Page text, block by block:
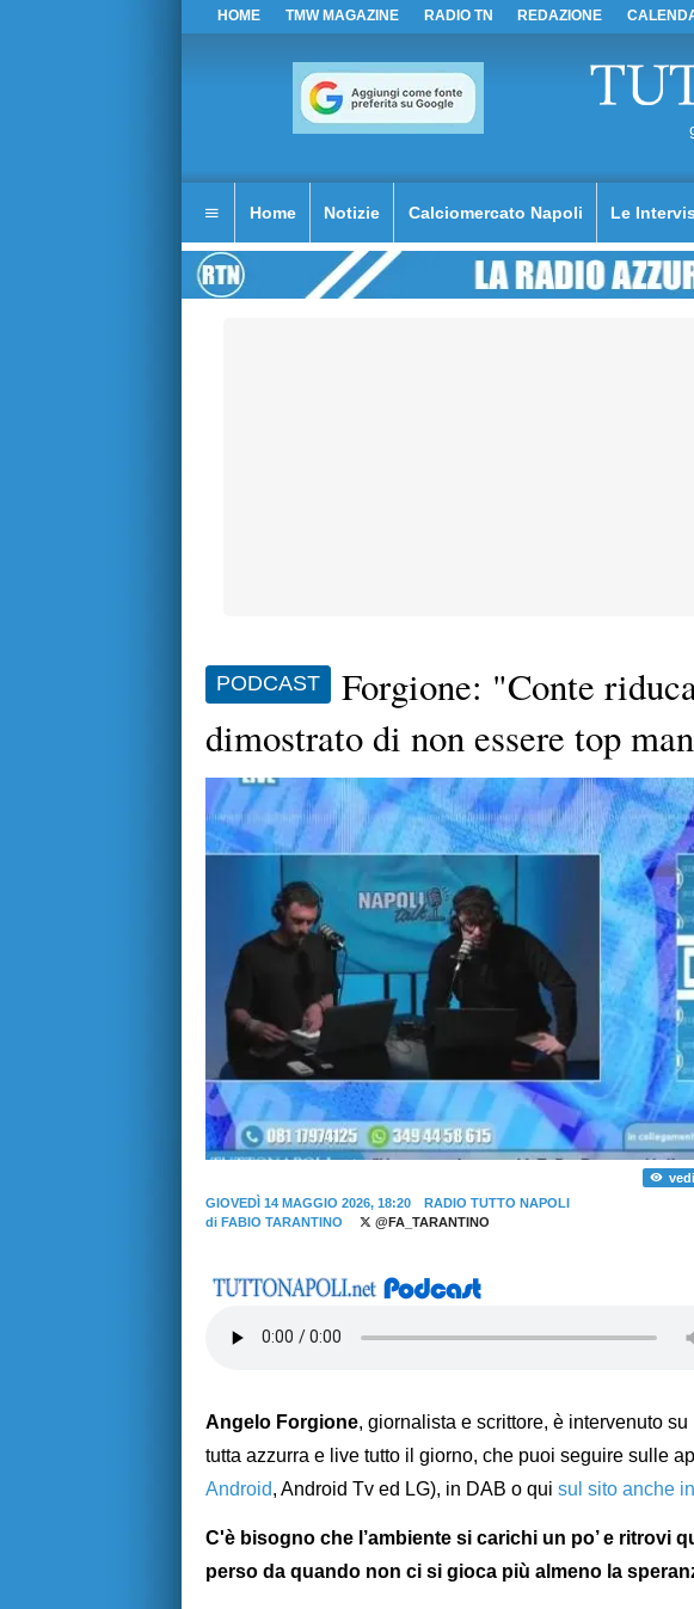
HOME TMW MAGAZINE RADIO TN REDAZIONE
Home Notizie Calciomercato Napoli Le
PODCAST
Forgione: "Conte
dimostrato di non essere top
GIOVEDÌ 14 MAGGIO 2026, 18:20
RADIO TUTTO NAPOLI
di FABIO TARANTINO @FA_TARANTINO
Angelo Forgione, giornalista e scrittore, è intervenuto su
tutta azzurra e live tutto il giorno, che puoi seguire sulle
Android, Android Tv ed LG), in DAB o qui sul sito anche
C'è bisogno che l’ambiente si carichi un po’ e ritrovi
perso da quando non ci si gioca più almeno la